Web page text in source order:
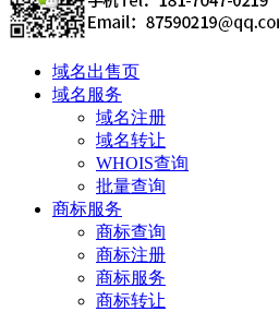
域名出售页
域名服务
域名注册
域名转让
WHOIS查询
批量查询
商标服务
商标查询
商标注册
商标服务
商标转让